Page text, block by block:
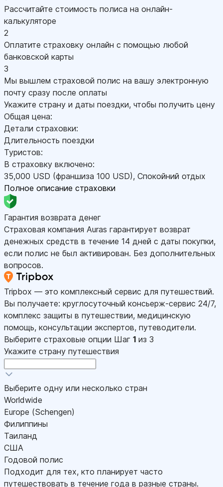
Рассчитайте стоимость полиса на онлайн-
калькуляторе
2
Оплатите страховку онлайн с помощью любой
банковской карты
3
Мы вышлем страховой полис на вашу электронную
почту сразу после оплаты
Укажите страну и даты поездки, чтобы получить цену
Общая цена:
Детали страховки:
Длительность поездки
Туристов:
В страховку включено:
35,000 USD (франшиза 100 USD), Спокойний отдых
Полное описание страховки
Гарантия возврата денег
Страховая компания Auras гарантирует возврат
денежных средств в течение 14 дней с даты покупки,
если полис не был активирован. Без дополнительных
вопросов.
Tripbox — это комплексный сервис для путешествий.
Вы получаете: круглосуточный консьерж-сервис 24/7,
комплекс защиты в путешествии, медицинскую
помощь, консультации экспертов, путеводители.
Выберите страховые опции Шаг 1 из 3
Укажите страну путешествия
Выберите одну или несколько стран
Worldwide
Europe (Schengen)
Филиппины
Таиланд
США
Годовой полис
Подходит для тех, кто планирует часто
путешествовать в течение года в разные страны.